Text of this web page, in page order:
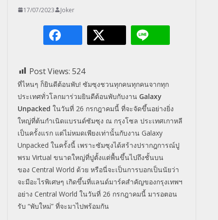
17/07/2023 Joker
Post Views: 524
ที่ไหนๆ ก็ยินดีต้อนพับ! ซัมซุงชวนทุกคนทุกคนจากทุก
ประเทศทั่วโลกมาร่วมยินดีต้อนพับกับงาน Galaxy
Unpacked ในวันที่ 26 กรกฎาคมนี้ ที่จะจัดขึ้นอย่างยิ่ง
ใหญ่ที่ต้นกำเนิดแบรนด์ซัมซุง ณ กรุงโซล ประเทศเกาหลี
เป็นครั้งแรก แต่ไม่หมดเพียงเท่านั้นกับงาน Galaxy
Unpacked ในครั้งนี้ เพราะซัมซุงได้สร้างปรากฎการณ์ปู
พรม Virtual ขนาดใหญ่ที่ปูตั้งแต่พื้นขึ้นไปถึงชั้นบน
ของ Central World ด้วย หรือนี่จะเป็นการบอกเป็นนัยว่า
จะมีอะไรพิเศษๆ เกิดขึ้นที่แลนด์มาร์คสำคัญของกรุงเทพฯ
อย่าง Central World ในวันที่ 26 กรกฎาคมนี้ มารอตอน
รับ “พับใหม่” ที่จะมาไปพร้อมกัน